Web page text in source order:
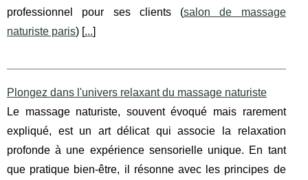
professionnel pour ses clients (salon de massage
naturiste paris) [...]
Plongez dans l'univers relaxant du massage naturiste
Le massage naturiste, souvent évoqué mais rarement
expliqué, est un art délicat qui associe la relaxation
profonde à une expérience sensorielle unique. En tant
que pratique bien-être, il résonne avec les principes de